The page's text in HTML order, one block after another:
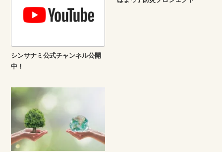
シンサナミ公式チャンネル公開
中！